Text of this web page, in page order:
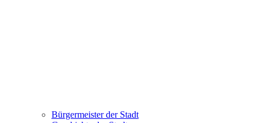
Bürgermeister der Stadt